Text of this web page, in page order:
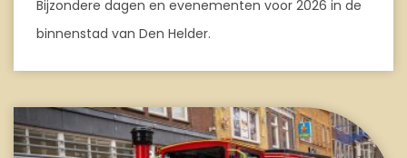
Bijzondere dagen en evenementen voor 2026 in de
binnenstad van Den Helder.